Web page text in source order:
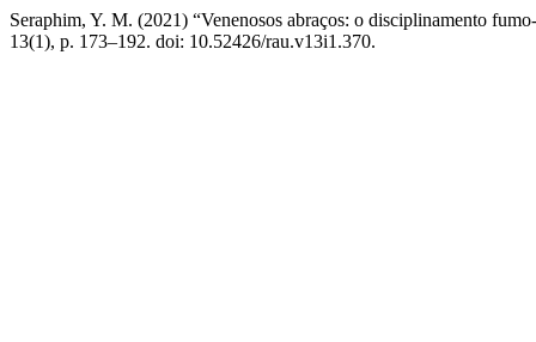
Seraphim, Y. M. (2021) “Venenosos abraços: o disciplinamento
13(1), p. 173–192. doi: 10.52426/rau.v13i1.370.